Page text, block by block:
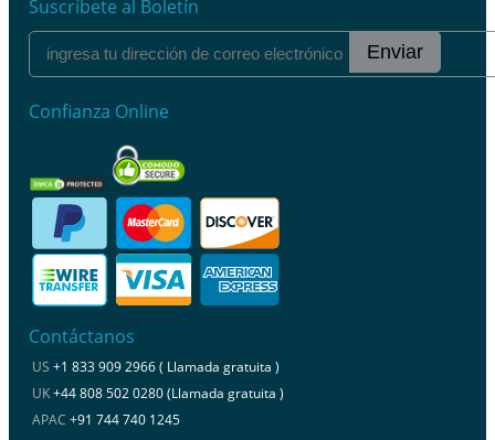
Suscríbete al Boletín
Enviar
Confianza Online
Contáctanos
US +1 833 909 2966 ( Llamada gratuita )
UK+44 808 502 0280 (Llamada gratuita )
APAC +91 744 740 1245